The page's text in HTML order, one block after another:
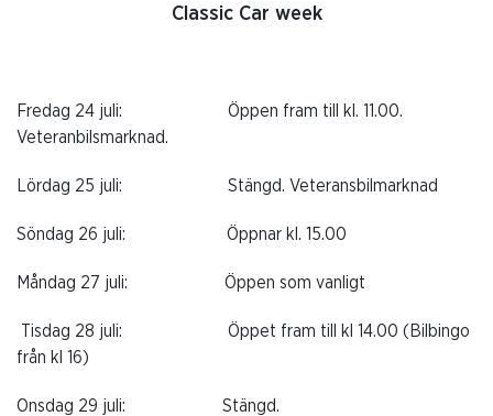
Classic Car week
Fredag 24 juli:
Öppen fram till kl. 11.00.
Veteranbilsmarknad.
Lördag 25 juli: Stängd. Veteransbilmarknad
Söndag 26 juli: Öppnar kl. 15.00
Måndag 27 juli: Öppen som vanligt
Tisdag 28 juli:
Öppet fram till kl 14.00 (Bilbingo
från kl 16)
Onsdag 29 juli:
Stängd.